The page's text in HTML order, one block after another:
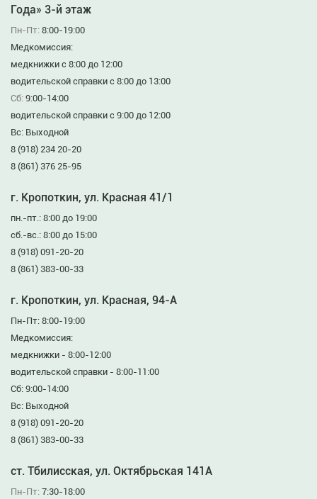
Года» 3-й этаж
Пн-Пт: 8:00-19:00
Медкомиссия:
медкнижки с 8:00 до 12:00
водительской справки с 8:00 до 13:00
Сб: 9:00-14:00
водительской справки с 9:00 до 12:00
Вс: Выходной
8 (918) 234 20-20
8 (861) 376 25-95
г. Кропоткин, ул. Красная 41/1
пн.-пт.: 8:00 до 19:00
сб.-вс.: 8:00 до 15:00
8 (918) 091-20-20
8 (861) 383-00-33
г. Кропоткин, ул. Красная, 94-А
Пн-Пт: 8:00-19:00
Медкомиссия:
медкнижки - 8:00-12:00
водительской справки - 8:00-11:00
Сб: 9:00-14:00
Вс: Выходной
8 (918) 091-20-20
8 (861) 383-00-33
ст. Тбилисская, ул. Октябрьская 141А
Пн-Пт: 7:30-18:00